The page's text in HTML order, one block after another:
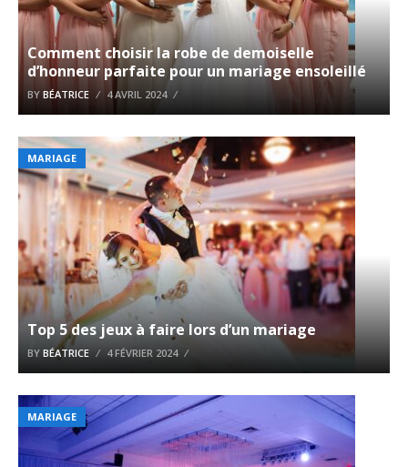
Comment choisir la robe de demoiselle
d’honneur parfaite pour un mariage ensoleillé
BY BÉATRICE 4 AVRIL 2024
MARIAGE
Top 5 des jeux à faire lors d’un mariage
BY BÉATRICE 4 FÉVRIER 2024
MARIAGE